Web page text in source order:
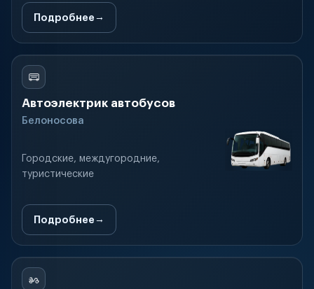
Подробнее
Автоэлектрик автобусов
Белоносова
Городские, междугородние,
туристические
Подробнее